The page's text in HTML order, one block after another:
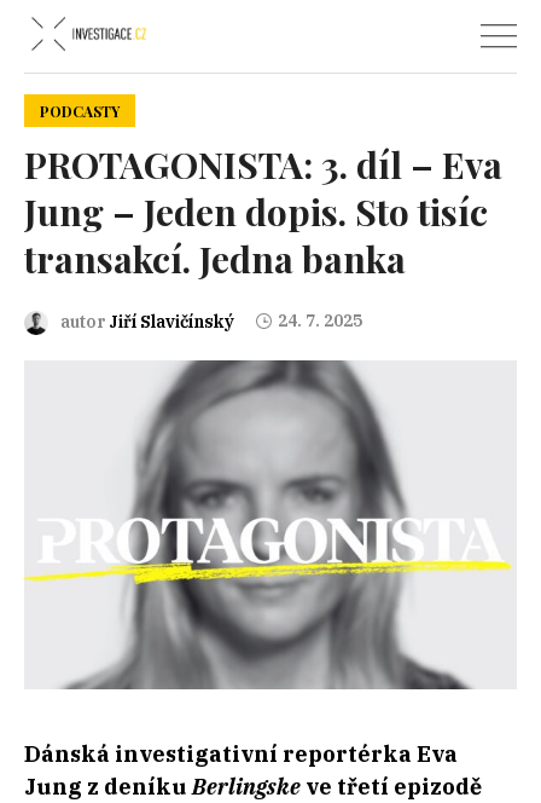
PODCASTY
PROTAGONISTA: 3. díl – Eva
Jung – Jeden dopis. Sto tisíc
transakcí. Jedna banka
autor Jiří Slavičínský 24. 7. 2025
Dánská investigativní reportérka Eva
Jung z deníkuBerlingske ve třetí epizodě